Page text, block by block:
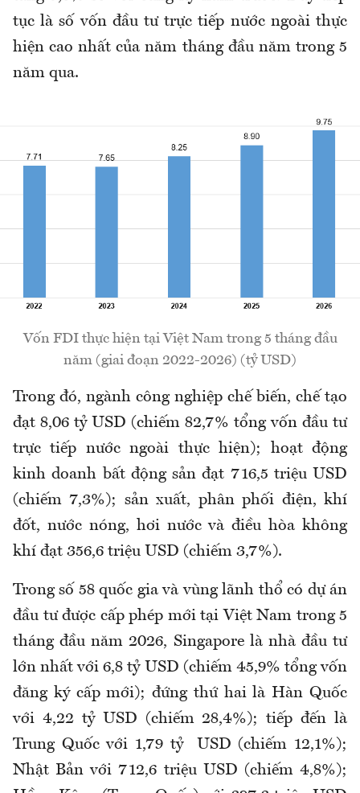
tục là số vốn đầu tư trực tiếp nước ngoài thực
hiện cao nhất của năm tháng đầu năm trong 5
năm qua.
Vốn FDI thực hiện tại Việt Nam trong 5 tháng đầu
năm (giai đoạn 2022-2026) (tỷ USD)
Trong đó, ngành công nghiệp chế biến, chế tạo
đạt 8,06 tỷ USD (chiếm 82,7% tổng vốn đầu tư
trực tiếp nước ngoài thực hiện); hoạt động
kinh doanh bất động sản đạt 716,5 triệu USD
(chiếm 7,3%); sản xuất, phân phối điện, khí
đốt, nước nóng, hơi nước và điều hòa không
khí đạt 356,6 triệu USD (chiếm 3,7%).
Trong số 58 quốc gia và vùng lãnh thổ có dự án
đầu tư được cấp phép mới tại Việt Nam trong 5
tháng đầu năm 2026, Singapore là nhà đầu tư
lớn nhất với 6,8 tỷ USD (chiếm 45,9% tổng vốn
đăng ký cấp mới); đứng thứ hai là Hàn Quốc
với 4,22 tỷ USD (chiếm 28,4%); tiếp đến là
Trung Quốc với 1,79 tỷ USD (chiếm 12,1%);
Nhật Bản với 712,6 triệu USD (chiếm 4,8%);